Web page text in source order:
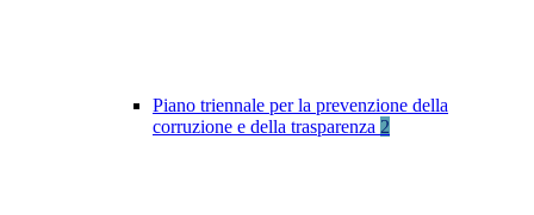
Piano triennale per la prevenzione della
corruzione e della trasparenza 2